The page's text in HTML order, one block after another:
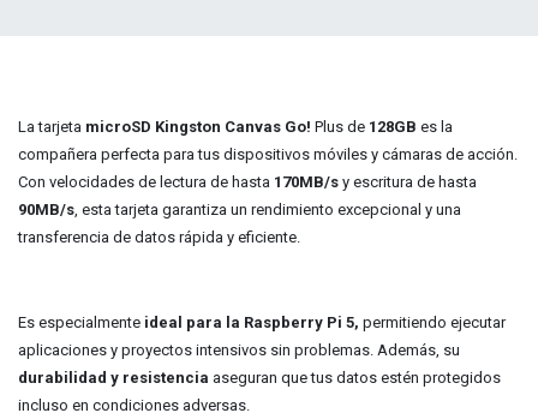
La tarjeta microSD Kingston Canvas Go! Plus de 128GB es la
compañera perfecta para tus dispositivos móviles y cámaras de acción.
Con velocidades de lectura de hasta 170MB/s y escritura de hasta
90MB/s, esta tarjeta garantiza un rendimiento excepcional y una
transferencia de datos rápida y eficiente.
Es especialmente ideal para la Raspberry Pi 5, permitiendo ejecutar
aplicaciones y proyectos intensivos sin problemas. Además, su
durabilidad y resistencia aseguran que tus datos estén protegidos
incluso en condiciones adversas. ​